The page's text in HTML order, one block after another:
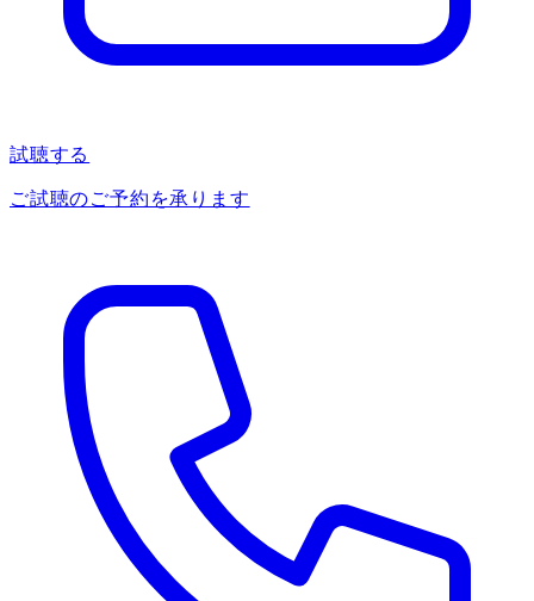
試聴する
ご試聴のご予約を承ります